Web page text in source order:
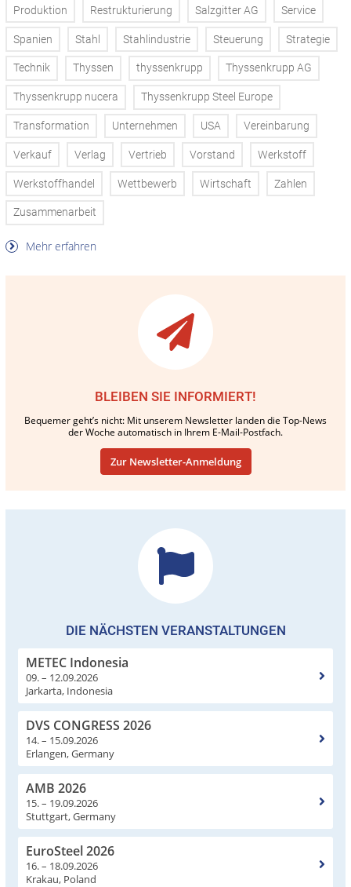
Produktion Restrukturierung Salzgitter AG Service
Spanien Stahl Stahlindustrie Steuerung Strategie
Technik Thyssen thyssenkrupp Thyssenkrupp AG
Thyssenkrupp nucera Thyssenkrupp Steel Europe
Transformation Unternehmen USA Vereinbarung
Verkauf Verlag Vertrieb Vorstand Werkstoff
Werkstoffhandel Wettbewerb Wirtschaft Zahlen
Zusammenarbeit
Mehr erfahren
BLEIBEN SIE INFORMIERT!
Bequemer geht’s nicht: Mit unserem Newsletter landen die Top-News
der Woche automatisch in Ihrem E-Mail-Postfach.
Zur Newsletter-Anmeldung
DIE NÄCHSTEN VERANSTALTUNGEN
METEC Indonesia
09. – 12.09.2026
Jarkarta, Indonesia
DVS CONGRESS 2026
14. – 15.09.2026
Erlangen, Germany
AMB 2026
15. – 19.09.2026
Stuttgart, Germany
EuroSteel 2026
16. – 18.09.2026
Krakau, Poland